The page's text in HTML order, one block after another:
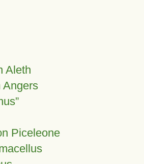
Aleth
Angers
Piceleone